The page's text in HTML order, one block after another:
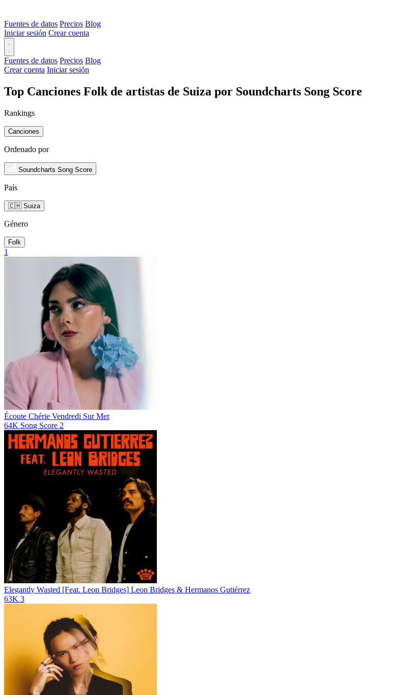
Fuentes de datos Precios Blog
Iniciar sesión Crear cuenta
Fuentes de datos Precios Blog
Crear cuenta Iniciar sesión
Top Canciones Folk de artistas de Suiza por Soundcharts Song Score
Rankings
Canciones
Ordenado por
Soundcharts Song Score
País
🇨🇭 Suiza
Género
Folk
1
Écoute Chérie Vendredi Sur Mer
64K Song Score 2
Elegantly Wasted [Feat. Leon Bridges] Leon Bridges & Hermanos Gutiérrez
63K 3